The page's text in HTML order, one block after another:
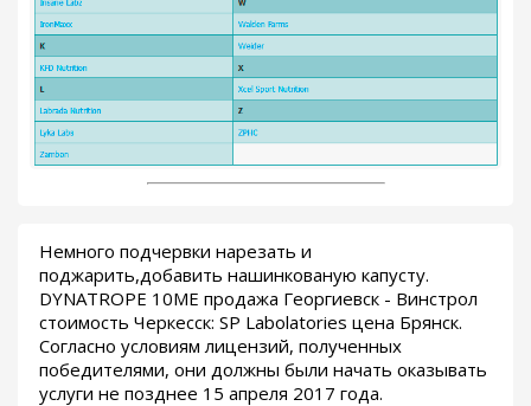
Немного подчервки нарезать и
поджарить,добавить нашинкованую капусту.
DYNATROPE 10ME продажа Георгиевск - Винстрол
стоимость Черкесск: SP Labolatories цена Брянск.
Согласно условиям лицензий, полученных
победителями, они должны были начать оказывать
услуги не позднее 15 апреля 2017 года.